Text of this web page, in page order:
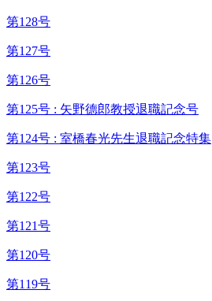
第128号
第127号
第126号
第125号 : 矢野德郎教授退職記念号
第124号 : 室橋春光先生退職記念特集
第123号
第122号
第121号
第120号
第119号